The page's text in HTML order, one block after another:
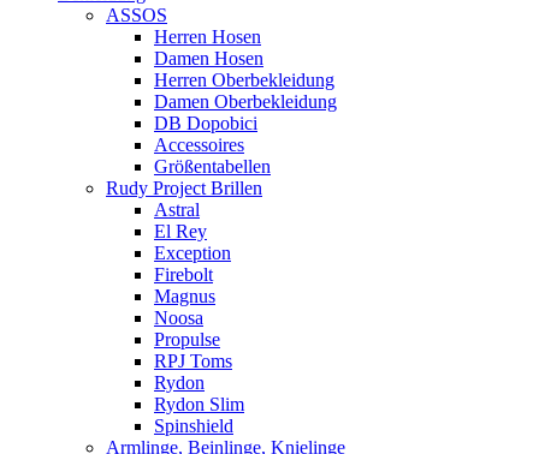
ASSOS
Herren Hosen
Damen Hosen
Herren Oberbekleidung
Damen Oberbekleidung
DB Dopobici
Accessoires
Größentabellen
Rudy Project Brillen
Astral
El Rey
Exception
Firebolt
Magnus
Noosa
Propulse
RPJ Toms
Rydon
Rydon Slim
Spinshield
Armlinge, Beinlinge, Knielinge